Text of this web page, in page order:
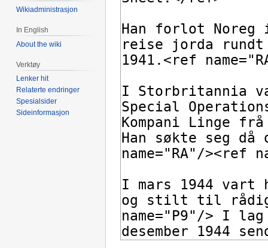
Wikiadministrasjon
In English
About the wiki
Verktøy
Lenker hit
Relaterte endringer
Spesialsider
Sideinformasjon